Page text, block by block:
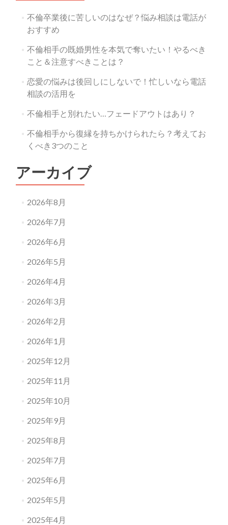
不倫卒業後に苦しいのはなぜ？悩み相談は電話が
おすすめ
不倫相手の既婚男性を本気で奪いたい！やるべき
こと＆注意すべきことは？
恋愛の悩みは後回しにしないで！忙しいなら電話
相談の活用を
不倫相手と別れたい…フェードアウトはあり？
不倫相手から復縁を持ちかけられたら？考えてお
くべき3つのこと
アーカイブ
2026年8月
2026年7月
2026年6月
2026年5月
2026年4月
2026年3月
2026年2月
2026年1月
2025年12月
2025年11月
2025年10月
2025年9月
2025年8月
2025年7月
2025年6月
2025年5月
2025年4月